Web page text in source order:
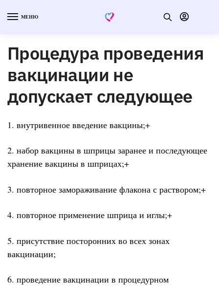
МЕНЮ
Процедура проведения
вакцинации не
допускает следующее
1. внутривенное введение вакцины;+
2. набор вакцины в шприцы заранее и последующее
хранение вакцины в шприцах;+
3. повторное замораживание флакона с раствором;+
4. повторное применение шприца и иглы;+
5. присутствие посторонних во всех зонах
вакцинации;
6. проведение вакцинации в процедурном